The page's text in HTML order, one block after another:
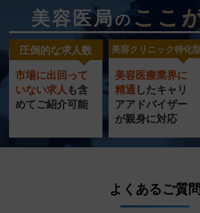
美容クリニック
特化型
圧倒的
求人数
美容医局の ここ
圧倒的な求人数
市場に出回って
いない求人も含
めてご紹介可能
美容クリニック特化型
美容医療業界に
精通したキャリ
アアドバイザー
が親身に対応
よくあるご質